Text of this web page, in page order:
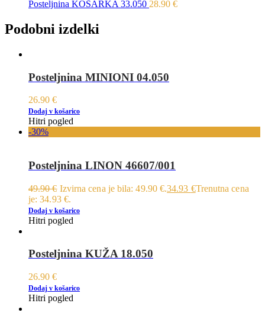
Posteljnina KOŠARKA 33.050 28.90€
Podobni izdelki
Posteljnina MINIONI 04.050
26.90€
Dodaj v košarico
Hitri pogled
-30%
Posteljnina LINON 46607/001
49.90€ Izvirna cena je bila: 49.90 €.34.93 €Trenutna cena
je: 34.93 €.
Dodaj v košarico
Hitri pogled
Posteljnina KUŽA 18.050
26.90€
Dodaj v košarico
Hitri pogled